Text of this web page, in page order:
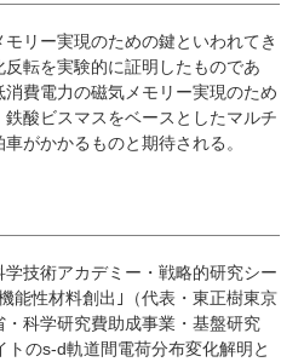
リー実現のための鍵といわれてき
転を実験的に証明したものであ
費電力の磁気メモリー実現のため
酸ビスマスをベースとしたマルチ
がかかるものと期待される。
技術アカデミー・戦略的研究シー
能性材料創出｣（代表・東正樹東京
科学研究費助成事業・基盤研究
のs-d軌道間電荷分布変化解明と